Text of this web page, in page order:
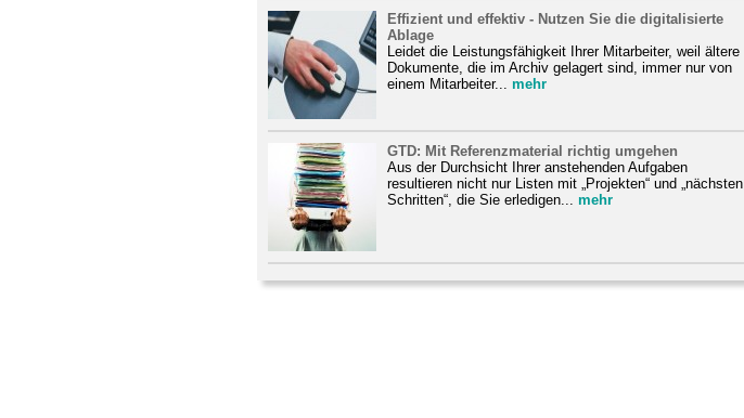
Effizient und effektiv - Nutzen Sie die digitalisierte
Ablage
Leidet die Leistungsfähigkeit Ihrer Mitarbeiter, weil ältere
Dokumente, die im Archiv gelagert sind, immer nur von
einem Mitarbeiter...
mehr
GTD: Mit Referenzmaterial richtig umgehen
Aus der Durchsicht Ihrer anstehenden Aufgaben
resultieren nicht nur Listen mit „Projekten“ und „nächsten
Schritten“, die Sie erledigen...
mehr